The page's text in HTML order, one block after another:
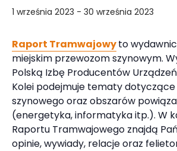
1 września 2023 - 30 września 2023
Raport Tramwajowyto
miejskim przewozom szynowym.
Polską Izbę Producentów Urządzeń
Kolei podejmuje tematy
szynowego oraz obszarów
(energetyka, informatyka itp.). W
Raportu Tramwajowego znajdą
opinie, wywiady, relacje oraz